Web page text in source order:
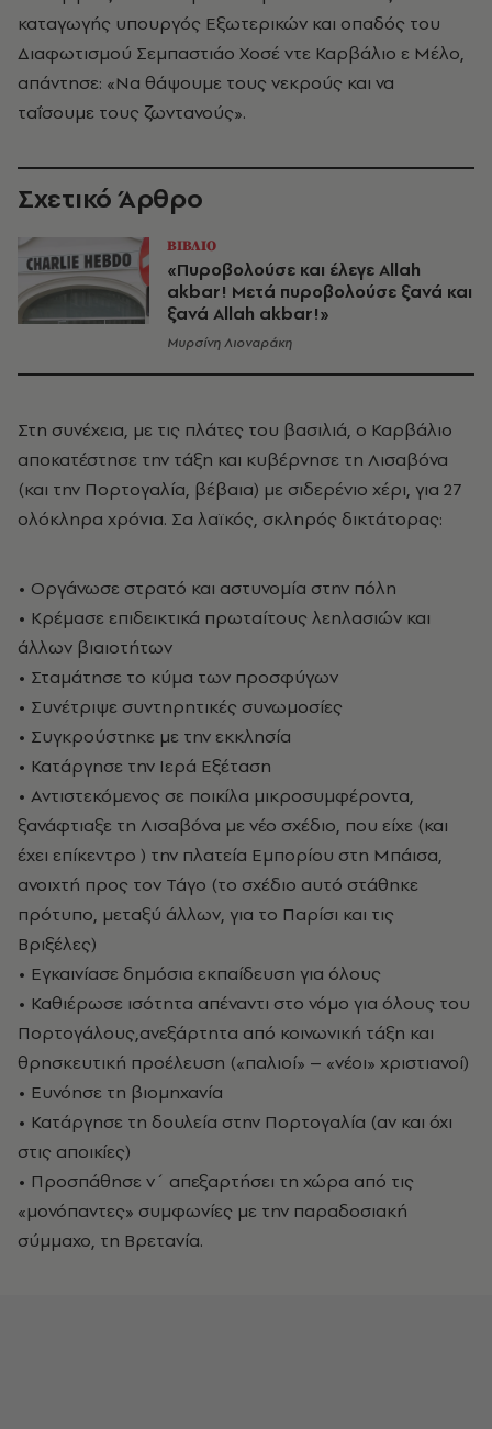
καταγωγής υπουργός Εξωτερικών και οπαδός του
Διαφωτισμού Σεμπαστιάο Χοσέ ντε Καρβάλιο ε Μέλο,
απάντησε: «Να θάψουμε τους νεκρούς και να
ταΐσουμε τους ζωντανούς».
Σχετικό Άρθρο
ΒΙΒΛΙΟ
«Πυροβολούσε και έλεγε Allah
akbar! Μετά πυροβολούσε ξανά και
ξανά Allah akbar!»
Μυρσίνη Λιοναράκη
Στη συνέχεια, με τις πλάτες του βασιλιά, ο Καρβάλιο
αποκατέστησε την τάξη και κυβέρνησε τη Λισαβόνα
(και την Πορτογαλία, βέβαια) με σιδερένιο χέρι, για 27
ολόκληρα χρόνια. Σα λαϊκός, σκληρός δικτάτορας:
• Οργάνωσε στρατό και αστυνομία στην πόλη
• Κρέμασε επιδεικτικά πρωταίτους λεηλασιών και
άλλων βιαιοτήτων
• Σταμάτησε το κύμα των προσφύγων
• Συνέτριψε συντηρητικές συνωμοσίες
• Συγκρούστηκε με την εκκλησία
• Κατάργησε την Ιερά Εξέταση
• Αντιστεκόμενος σε ποικίλα μικροσυμφέροντα,
ξανάφτιαξε τη Λισαβόνα με νέο σχέδιο, που είχε (και
έχει επίκεντρο ) την πλατεία Εμπορίου στη Μπάισα,
ανοιχτή προς τον Τάγο (το σχέδιο αυτό στάθηκε
πρότυπο, μεταξύ άλλων, για το Παρίσι και τις
Βριξέλες)
• Εγκαινίασε δημόσια εκπαίδευση για όλους
• Καθιέρωσε ισότητα απέναντι στο νόμο για όλους του
Πορτογάλους,ανεξάρτητα από κοινωνική τάξη και
θρησκευτική προέλευση («παλιοί» – «νέοι» χριστιανοί)
• Ευνόησε τη βιομηχανία
• Κατάργησε τη δουλεία στην Πορτογαλία (αν και όχι
στις αποικίες)
• Προσπάθησε ν΄ απεξαρτήσει τη χώρα από τις
«μονόπαντες» συμφωνίες με την παραδοσιακή
σύμμαχο, τη Βρετανία.